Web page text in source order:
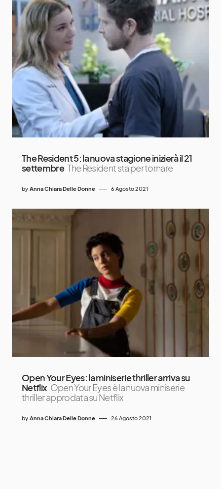
The Resident 5: la nuova stagione inizierà il 21
settembre The Resident sta per tornare
by Anna Chiara Delle Donne 6 Agosto 2021
Open Your Eyes: la miniserie thriller arriva su
Netflix Open Your Eyes è la nuova miniserie
thriller approdata su Netflix
by Anna Chiara Delle Donne 26 Agosto 2021